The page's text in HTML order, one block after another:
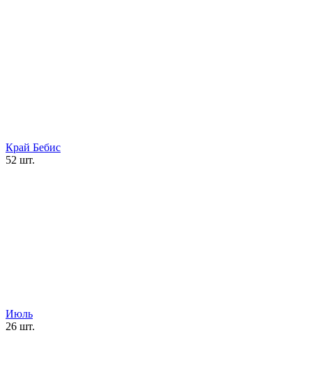
Край Бебис
52 шт.
Июль
26 шт.